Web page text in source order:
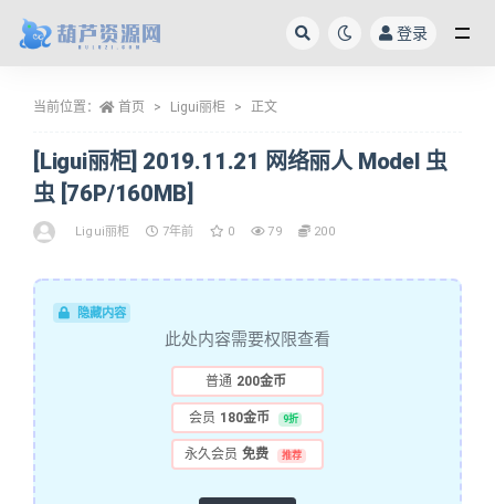
登录
当前位置： 首页 Ligui丽柜 正文
[Ligui丽柜] 2019.11.21 网络丽人 Model 虫
虫 [76P/160MB]
Ligui丽柜 7年前 0 79 200
隐藏内容
此处内容需要权限查看
普通 200金币
会员 180金币 9折
永久会员 免费 推荐